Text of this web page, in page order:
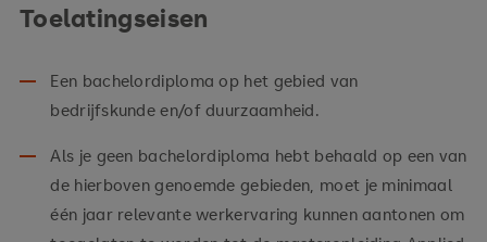
Toelatingseisen
Een bachelordiploma op het gebied van
bedrijfskunde en/of duurzaamheid.
Als je geen bachelordiploma hebt behaald op een van
de hierboven genoemde gebieden, moet je minimaal
één jaar relevante werkervaring kunnen aantonen om